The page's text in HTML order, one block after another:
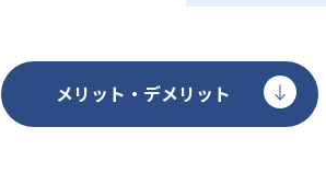
メリット・デメリット